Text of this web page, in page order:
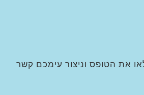
את הטופס וניצור עימכם קשר